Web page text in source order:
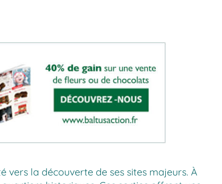
vers la découverte de ses sites majeurs. À